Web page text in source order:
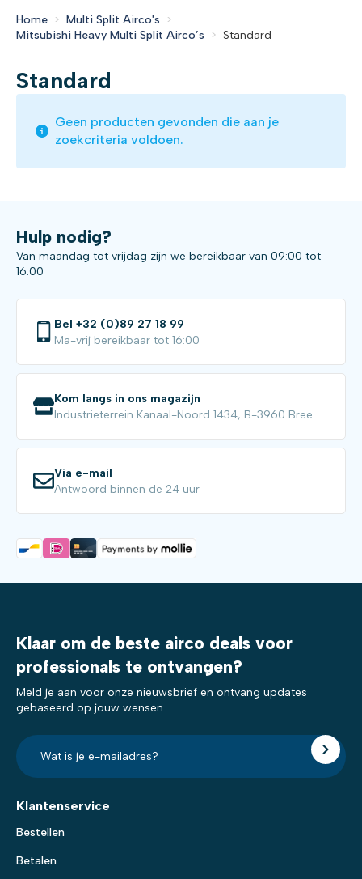
Home
Multi Split Airco's
Mitsubishi Heavy Multi Split Airco’s
Standard
Standard
Geen producten gevonden die aan je
zoekcriteria voldoen.
Hulp nodig?
Van maandag tot vrijdag zijn we bereikbaar van 09:00 tot
16:00
Bel +32 (0)89 27 18 99
Ma-vrij bereikbaar tot 16:00
Kom langs in ons magazijn
Industrieterrein Kanaal-Noord 1434, B-3960 Bree
Via e-mail
Antwoord binnen de 24 uur
Klaar om de beste airco deals voor
professionals te ontvangen?
Meld je aan voor onze nieuwsbrief en ontvang updates
gebaseerd op jouw wensen.
E-
mailadres?
*
Klantenservice
Bestellen
Betalen